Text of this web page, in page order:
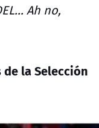
Ah no,
la Selección